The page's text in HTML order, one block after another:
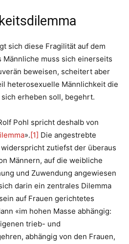
sich diese Fragilität auf dem
Männliche muss sich einerseits
beweisen, scheitert aber
heterosexuelle Männlichkeit die
erheben soll, begehrt.
Pohl spricht deshalb von
». [1] Die angestrebte
zutiefst der überaus
Männern, auf die weibliche
und Zuwendung angewiesen
darin ein zentrales Dilemma
auf Frauen gerichtetes
«im hohen Masse abhängig:
trieb- und
abhängig von den Frauen,